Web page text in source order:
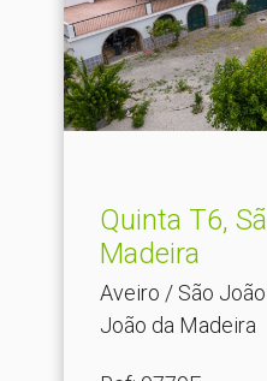
Quinta T6,
Madeira
Aveiro / São
João da Madeira